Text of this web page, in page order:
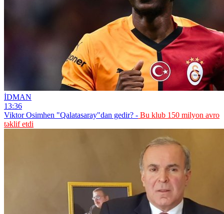
İDMAN
13:36
Viktor Osimhen "Qalatasaray"dan gedir? - Bu klub 150 milyon avro
təklif etdi